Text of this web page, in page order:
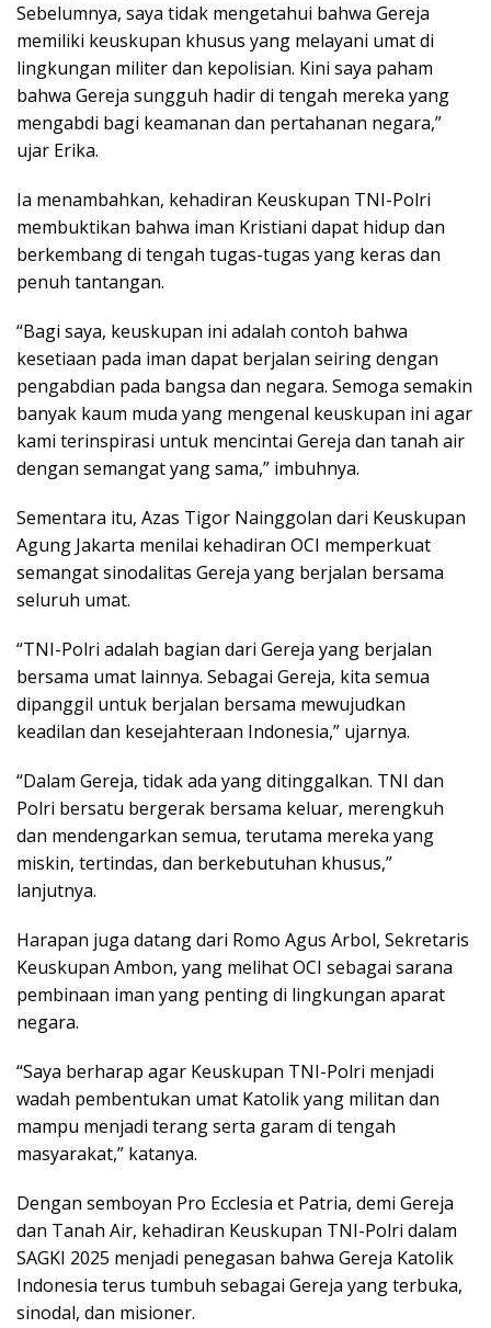
Sebelumnya, saya tidak mengetahui bahwa Gereja
memiliki keuskupan khusus yang melayani umat di
lingkungan militer dan kepolisian. Kini saya paham
bahwa Gereja sungguh hadir di tengah mereka yang
mengabdi bagi keamanan dan pertahanan negara,”
ujar Erika.
Ia menambahkan, kehadiran Keuskupan TNI-Polri
membuktikan bahwa iman Kristiani dapat hidup dan
berkembang di tengah tugas-tugas yang keras dan
penuh tantangan.
“Bagi saya, keuskupan ini adalah contoh bahwa
kesetiaan pada iman dapat berjalan seiring dengan
pengabdian pada bangsa dan negara. Semoga semakin
banyak kaum muda yang mengenal keuskupan ini agar
kami terinspirasi untuk mencintai Gereja dan tanah air
dengan semangat yang sama,” imbuhnya.
Sementara itu, Azas Tigor Nainggolan dari Keuskupan
Agung Jakarta menilai kehadiran OCI memperkuat
semangat sinodalitas Gereja yang berjalan bersama
seluruh umat.
“TNI-Polri adalah bagian dari Gereja yang berjalan
bersama umat lainnya. Sebagai Gereja, kita semua
dipanggil untuk berjalan bersama mewujudkan
keadilan dan kesejahteraan Indonesia,” ujarnya.
“Dalam Gereja, tidak ada yang ditinggalkan. TNI dan
Polri bersatu bergerak bersama keluar, merengkuh
dan mendengarkan semua, terutama mereka yang
miskin, tertindas, dan berkebutuhan khusus,”
lanjutnya.
Harapan juga datang dari Romo Agus Arbol, Sekretaris
Keuskupan Ambon, yang melihat OCI sebagai sarana
pembinaan iman yang penting di lingkungan aparat
negara.
“Saya berharap agar Keuskupan TNI-Polri menjadi
wadah pembentukan umat Katolik yang militan dan
mampu menjadi terang serta garam di tengah
masyarakat,” katanya.
Dengan semboyan Pro Ecclesia et Patria, demi Gereja
dan Tanah Air, kehadiran Keuskupan TNI-Polri dalam
SAGKI 2025 menjadi penegasan bahwa Gereja Katolik
Indonesia terus tumbuh sebagai Gereja yang terbuka,
sinodal, dan misioner.